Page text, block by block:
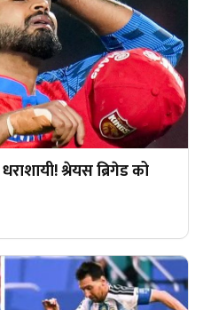
श्रेयस ब्रिगेड को